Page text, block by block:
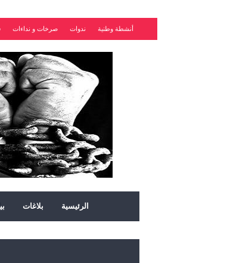
أنشطة وطنية ندوات صرخات و نداءات
الرئيسية بلاغات